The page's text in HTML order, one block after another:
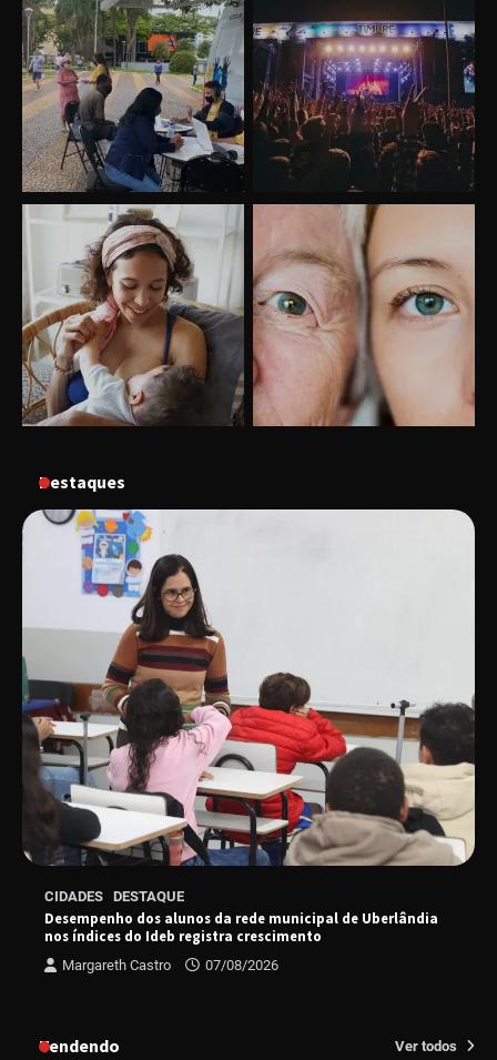
Destaques
CIDADES DESTAQUE
Desempenho dos alunos da rede municipal de Uberlândia
nos índices do Ideb registra crescimento
Margareth Castro 07/08/2026
Tendendo Ver todos
Uberlândia recebe o projeto “Experiência Rio”
no dia 17 de junho
“Vozes pela Vida” celebra 10 anos com show
em Uberlândia
“Vem pra Praça!” reunirá arte, cultura e
gastronomia de Uberlândia em dois dias de
evento gratuito
“Uma prosa de valor” é o tema da roda de
“Tom na Fazenda” retorna à Uberlândia após
sucesso absoluto em 2025
Senac em Uberlândia oferece curso gratuito
de Tricologia e Terapia Capilar
Uberlândia recebe em agosto turnê de 30 anos
do Grupo Soweto
EMCANTAR estreia espetáculo de lançamento
do novo álbum Abraço no Planeta